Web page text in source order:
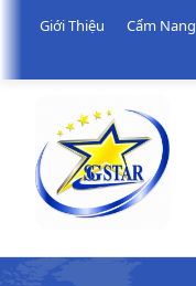
Giới Thiệu Cẩm Nang